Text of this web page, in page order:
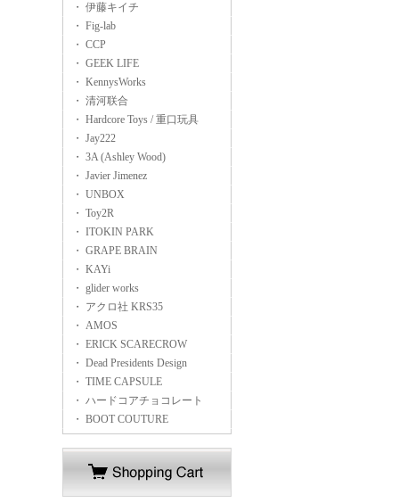
・ 伊藤キイチ
・ Fig-lab
・ CCP
・ GEEK LIFE
・ KennysWorks
・ 清河联合
・ Hardcore Toys / 重口玩具
・ Jay222
・ 3A (Ashley Wood)
・ Javier Jimenez
・ UNBOX
・ Toy2R
・ ITOKIN PARK
・ GRAPE BRAIN
・ KAYi
・ glider works
・ アクロ社 KRS35
・ AMOS
・ ERICK SCARECROW
・ Dead Presidents Design
・ TIME CAPSULE
・ ハードコアチョコレート
・ BOOT COUTURE